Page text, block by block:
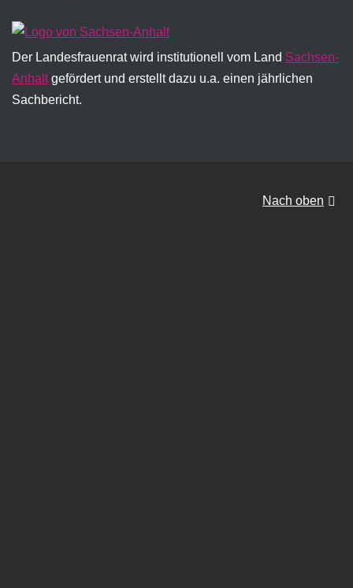
Der Landesfrauenrat wird institutionell vom Land Sachsen-
Anhaltgefördert und erstellt dazu u.a. einen jährlichen
Sachbericht.
Nach oben